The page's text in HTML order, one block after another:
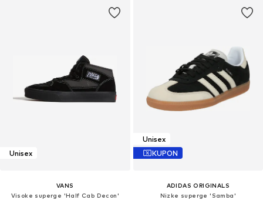
Unisex
VANS
Visoke superge 'Half Cab Decon'
Unisex
KUPON
ADIDAS ORIGINALS
Nizke superge 'Samba'